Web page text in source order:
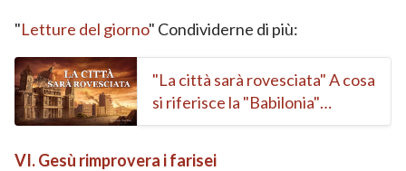
"Letture del giorno" Condividerne di più:
"La città sarà rovesciata" A cosa
si riferisce la "Babilonia"
profetizzata nella Bibbia?
VI. Gesù rimprovera i farisei